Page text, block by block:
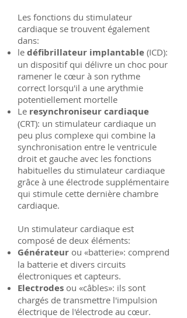
Les fonctions du stimulateur
cardiaque se trouvent également
dans:
le défibrillateur implantable (ICD):
un dispositif qui délivre un choc pour
ramener le cœur à son rythme
correct lorsqu'il a une arythmie
potentiellement mortelle
Le resynchroniseur cardiaque
(CRT): un stimulateur cardiaque un
peu plus complexe qui combine la
synchronisation entre le ventricule
droit et gauche avec les fonctions
habituelles du stimulateur cardiaque
grâce à une électrode supplémentaire
qui stimule cette dernière chambre
cardiaque.
Un stimulateur cardiaque est
composé de deux éléments:
Générateur ou «batterie»: comprend
la batterie et divers circuits
électroniques et capteurs.
Electrodes ou «câbles»: ils sont
chargés de transmettre l'impulsion
électrique de l'électrode au cœur.